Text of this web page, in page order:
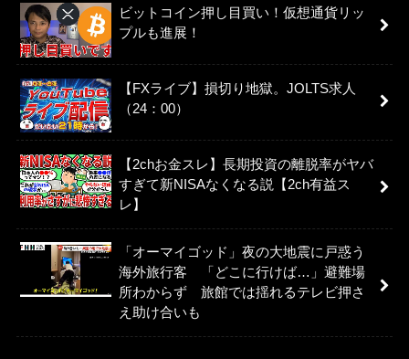
ビットコイン押し目買い！仮想通貨リッ
プルも進展！
【FXライブ】損切り地獄。JOLTS求人
（24：00）
【2chお金スレ】長期投資の離脱率がヤバ
すぎて新NISAなくなる説【2ch有益ス
レ】
「オーマイゴッド」夜の大地震に戸惑う
海外旅行客 「どこに行けば…」避難場
所わからず 旅館では揺れるテレビ押さ
え助け合いも